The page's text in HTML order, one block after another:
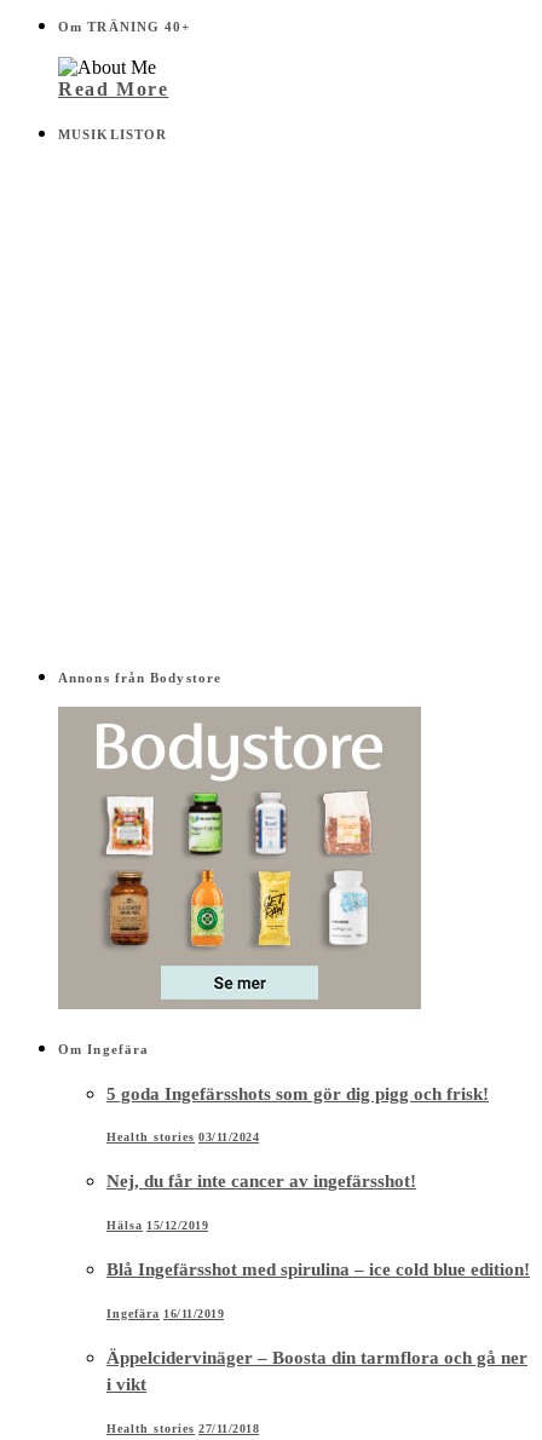
Om TRÄNING 40+
Read More
MUSIKLISTOR
Annons från Bodystore
Om Ingefära
5 goda Ingefärsshots som gör dig pigg och frisk!
Health stories 03/11/2024
Nej, du får inte cancer av ingefärsshot!
Hälsa 15/12/2019
Blå Ingefärsshot med spirulina – ice cold blue edition!
Ingefära 16/11/2019
Äppelcidervinäger – Boosta din tarmflora och gå ner
i vikt
Health stories 27/11/2018